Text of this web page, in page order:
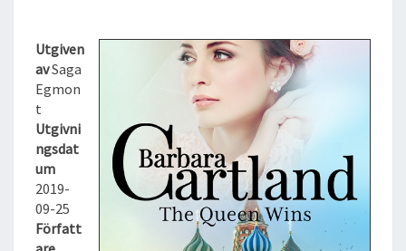
W
N
S
(
B
A
R
B
A
R
Utgiven
avSaga
Egmon
t
Utgivni
ngsdat
um
2019-
09-25
Författ